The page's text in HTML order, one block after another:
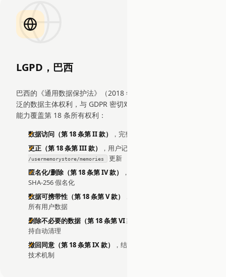
LGPD，巴西
巴西的《通用数据保护法》（2018 年，2020 年生效）授予广
泛的数据主体权利，与 GDPR 密切对应。EDDI 通过内置技术
能力覆盖第 18 条所有权利：
数据访问（第 18 条第 II 款）
，完整的 JSON 数据导出
更正（第 18 条第 III 款）
，用户记忆可通过
/usermemorystore/memories
更新
匿名化/删除（第 18 条第 IV 款）
，级联删除并对审计记录进行
SHA-256 假名化
数据可携带性（第 18 条第 V 款）
所有用户数据
删除不必要的数据（第 18 条第 VI 款）
持自动清理
撤回同意（第 18 条第 IX 款）
，结束对话和级联删除端点提供
技术机制